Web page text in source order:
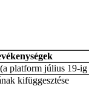
platform július 19-
kifüggesztése